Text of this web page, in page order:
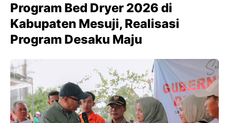
Program Bed Dryer 2026 di
Kabupaten Mesuji, Realisasi
Program Desaku Maju